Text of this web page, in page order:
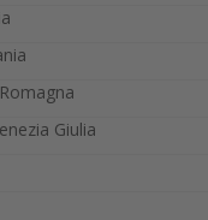
Giulia